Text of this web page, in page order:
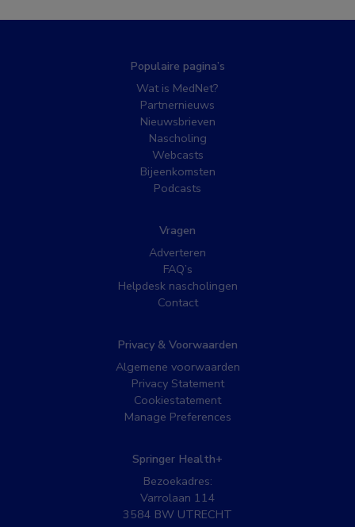
Populaire pagina’s
Wat is MedNet?
Partnernieuws
Nieuwsbrieven
Nascholing
Webcasts
Bijeenkomsten
Podcasts
Vragen
Adverteren
FAQ’s
Helpdesk nascholingen
Contact
Privacy & Voorwaarden
Algemene voorwaarden
Privacy Statement
Cookiestatement
Manage Preferences
Springer Health+
Bezoekadres:
Varrolaan 114
3584 BW UTRECHT